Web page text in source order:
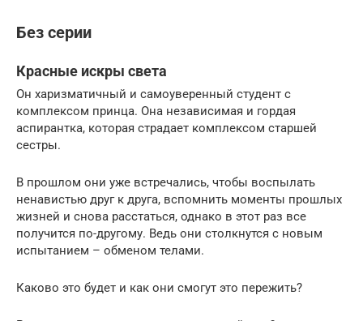
Без серии
Красные искры света
Он харизматичный и самоуверенный студент с
комплексом принца. Она независимая и гордая
аспирантка, которая страдает комплексом старшей
сестры.
В прошлом они уже встречались, чтобы воспылать
ненавистью друг к друга, вспомнить моменты прошлых
жизней и снова расстаться, однако в этот раз все
получится по-другому. Ведь они столкнутся с новым
испытанием – обменом телами.
Каково это будет и как они смогут это пережить?